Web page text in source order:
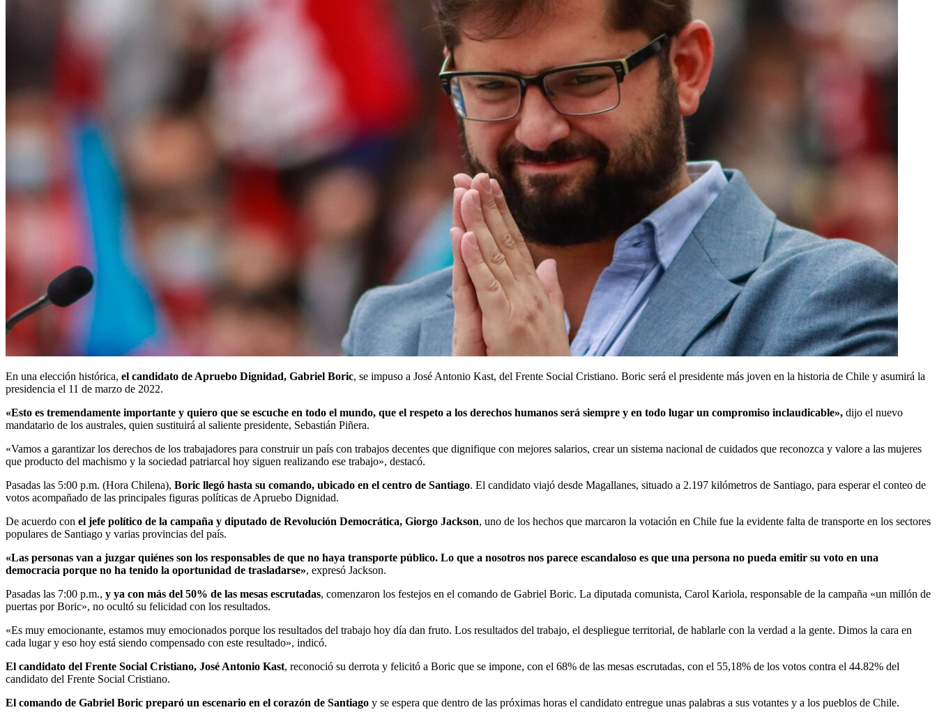
En una elección histórica, el candidato de Apruebo Dignidad, Gabriel Boric, se impuso a José Antonio Kast, del Frente Social Cristiano. Boric será el presidente más joven en la historia de Chile y asumirá la
presidencia el 11 de marzo de 2022.
«Esto es tremendamente importante y quiero que se escuche en todo el mundo, que el respeto a los derechos humanos será siempre y en todo lugar un compromiso inclaudicable», dijo el nuevo
mandatario de los australes, quien sustituirá al saliente presidente, Sebastián Piñera.
«Vamos a garantizar los derechos de los trabajadores para construir un país con trabajos decentes que dignifique con mejores salarios, crear un sistema nacional de cuidados que reconozca y valore a las mujeres
que producto del machismo y la sociedad patriarcal hoy siguen realizando ese trabajo», destacó.
Pasadas las 5:00 p.m. (Hora Chilena), Boric llegó hasta su comando, ubicado en el centro de Santiago. El candidato viajó desde Magallanes, situado a 2.197 kilómetros de Santiago, para esperar el conteo de
votos acompañado de las principales figuras políticas de Apruebo Dignidad.
De acuerdo con el jefe político de la campaña y diputado de Revolución Democrática, Giorgo Jackson, uno de los hechos que marcaron la votación en Chile fue la evidente falta de transporte en los sectores
populares de Santiago y varias provincias del país.
«Las personas van a juzgar quiénes son los responsables de que no haya transporte público. Lo que a nosotros nos parece escandaloso es que una persona no pueda emitir su voto en una
democracia porque no ha tenido la oportunidad de trasladarse», expresó Jackson.
Pasadas las 7:00 p.m., y ya con más del 50% de las mesas escrutadas, comenzaron los festejos en el comando de Gabriel Boric. La diputada comunista, Carol Kariola, responsable de la campaña «un millón de
puertas por Boric», no ocultó su felicidad con los resultados.
«Es muy emocionante, estamos muy emocionados porque los resultados del trabajo hoy día dan fruto. Los resultados del trabajo, el despliegue territorial, de hablarle con la verdad a la gente. Dimos la cara en
cada lugar y eso hoy está siendo compensado con este resultado», indicó.
El candidato del Frente Social Cristiano, José Antonio Kast, reconoció su derrota y felicitó a Boric que se impone, con el 68% de las mesas escrutadas, con el 55,18% de los votos contra el 44.82% del
candidato del Frente Social Cristiano.
El comando de Gabriel Boric preparó un escenario en el corazón de Santiago y se espera que dentro de las próximas horas el candidato entregue unas palabras a sus votantes y a los pueblos de Chile.